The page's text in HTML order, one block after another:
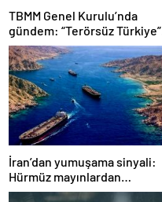
TBMM Genel Kurulu’nda
gündem: “Terörsüz Türkiye”,
ekonomik sorunlar ve
Meclis’in itibarı
İran’dan yumuşama sinyali:
Hürmüz mayınlardan
temizlenmeye hazırlanıyor